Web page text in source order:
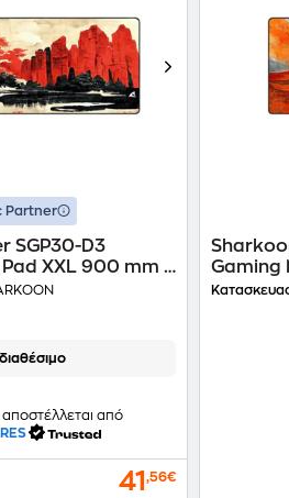
Partner
SGP30-D3
XXL 900 mm -
αποστέλλεται από
41,56€
Gaming